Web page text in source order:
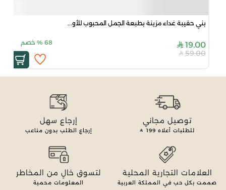
بني حقيبة غداء مزينة بطبعة الجمل المحبوب للأو...
19.00
68
% خصم
59.00
توصيل مجاني
للطلبات أعلاه 199
إرجاع سهل
إرجاع الطلب بدون متاعب
العلامات التجارية المحلية
صممت بكل حب في المملكة العربية
لتسوق خالٍ من المخاطر
المعلومات محمية